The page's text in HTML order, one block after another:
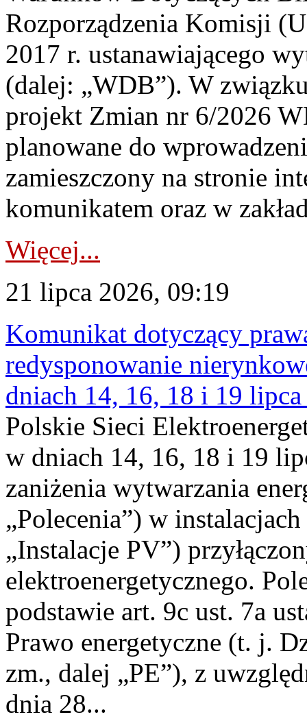
Rozporządzenia Komisji
2017 r. ustanawiającego
(dalej: „WDB”). W
projekt Zmian nr 6/2026
planowane do
zamieszczony na stronie
komunikatem oraz w
Więcej...
21 lipca 2026, 09:19
Komunikat dotyczący
redysponowanie
dniach 14, 16, 18 i 19
Polskie Sieci
w dniach 14, 16, 18 i 19
zaniżenia wytwarzania
„Polecenia”) w
„Instalacje PV”)
elektroenergetycznego.
podstawie art. 9c ust. 7a
Prawo energetyczne (t. j.
zm., dalej „PE”), z
dnia 28...